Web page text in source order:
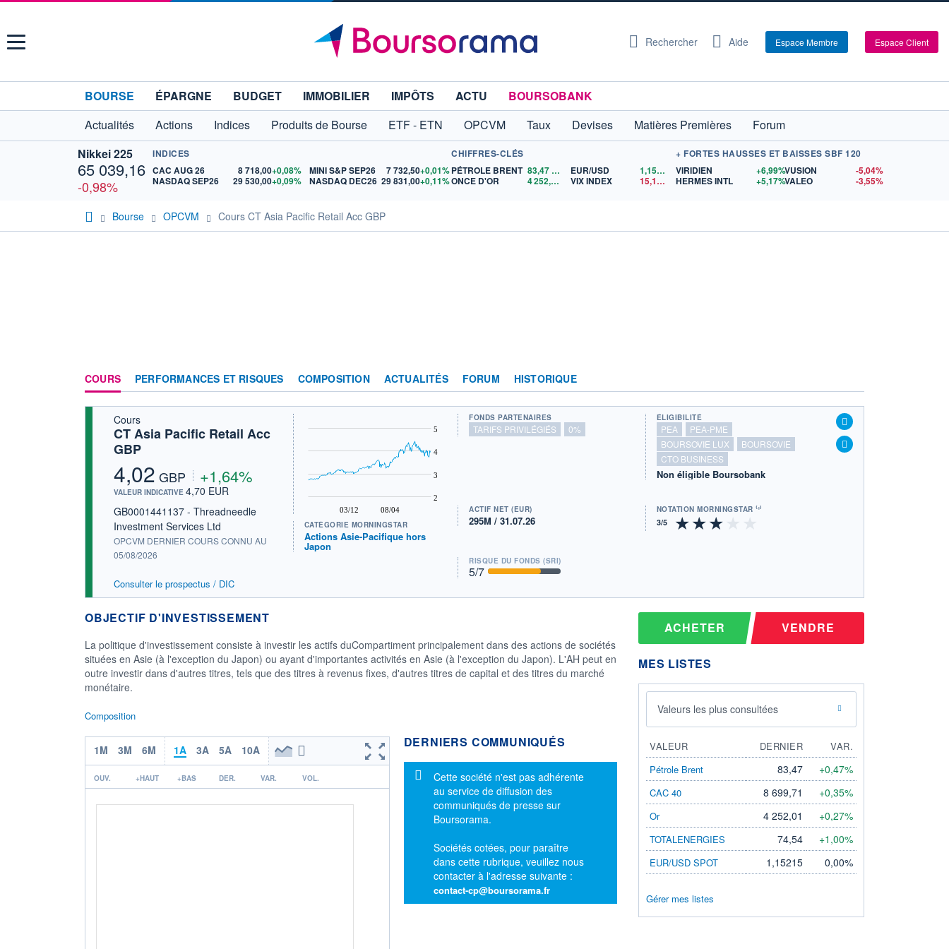
Menu Rechercher Aide Espace Membre Espace Client
BOURSE ÉPARGNE BUDGET IMMOBILIER IMPÔTS ACTU
BOURSOBANK
Actualités
Actions Indices Produits de Bourse ETF - ETN OPCVM Taux Devises Matières Premières
Forum
Nikkei 225
65 039,16
-0,98%
INDICES
CAC AUG 26
8 718,00+0,08%
NASDAQ SEP26
29 530,00+0,09%
MINI S&P SEP26 7 732,50+0,01%
NASDAQ DEC26 29 831,00+0,11%
CHIFFRES-CLÉS
PÉTROLE BRENT 83,47
ONCE D'OR
4 252,01 $US
EUR/USD 1,1522
$US
VIX INDEX
15,15$US
+ FORTES HAUSSES ET BAISSES SBF 120
VIRIDIEN
+6,99%
HERMES INTL
+5,17%
VUSION
-5,04%
VALEO
-3,55%
Bourse OPCVM Cours CT Asia Pacific Retail Acc GBP
COURS PERFORMANCES ET RISQUES COMPOSITION ACTUALITÉS FORUM HISTORIQUE
Cours
CT Asia Pacific Retail Acc
GBP
4,02 GBP +1,64%
VALEUR INDICATIVE 4,70 EUR
GB0001441137 - Threadneedle
Investment Services Ltd
OPCVM DERNIER COURS CONNU AU
05/08/2026
Consulter le prospectus / DIC
03/12 08/04
2
3
4
5
CATÉGORIE MORNINGSTAR
Actions Asie-Pacifique hors
Japon
FONDS PARTENAIRES
TARIFS PRIVILÉGIÉS 0%
ÉLIGIBILITÉ
PEA
PEA-PME
BOURSOVIE LUX
BOURSOVIE
CTO BUSINESS
Non éligible Boursobank
ACTIF NET (EUR)
295M / 31.07.26
NOTATION MORNINGSTAR ⁽¹⁾
RISQUE DU FONDS (SRI)
5/7
OBJECTIF D'INVESTISSEMENT
La politique d'investissement consiste à investir les actifs duCompartiment principalement dans des actions de sociétés
situées en Asie (à l'exception du Japon) ou ayant d'importantes activités en Asie (à l'exception du Japon). L'AH peut en
outre investir dans d'autres titres, tels que des titres à revenus fixes, d'autres titres de capital et des titres du marché
monétaire.
Composition
1M 3M 6M 1A 3A 5A 10A
OUV. +HAUT +BAS DER. VAR. VOL.
DERNIERS COMMUNIQUÉS
Message d'information
Cette société n'est pas adhérente
au service de diffusion des
communiqués de presse sur
Boursorama.
Sociétés cotées, pour paraître
dans cette rubrique, veuillez nous
contacter à l'adresse suivante :
contact-cp@boursorama.fr
ACHETER VENDRE
MES LISTES
Valeurs les plus consultées
VALEUR DERNIER
VAR.
Pétrole Brent
83,47 +0,47%
CAC 40 8 699,71 +0,35%
Or 4 252,01 +0,27%
TOTALENERGIES 74,54 +1,00%
EUR/USD SPOT 1,15215 0,00%
Gérer mes listes